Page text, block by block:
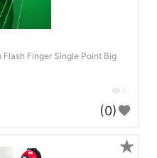
Finger Single Point Big
5
(0)
★